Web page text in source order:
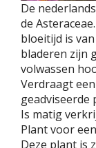
De
de
bloeitijd is
bladeren zijn
volwassen
Verdraagt
geadviseerde
Is matig
Plant voor
Deze plant is